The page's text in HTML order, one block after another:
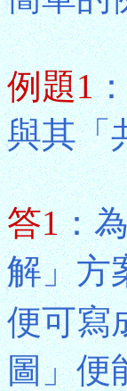
例題1
與其「
答1：
解」方
便可寫
圖」便